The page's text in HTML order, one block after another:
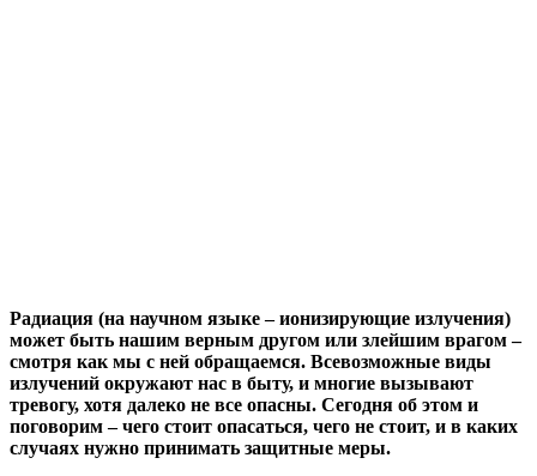
Радиация (на научном языке – ионизирующие излучения)
может быть нашим верным другом или злейшим врагом –
смотря как мы с ней обращаемся. Всевозможные виды
излучений окружают нас в быту, и многие вызывают
тревогу, хотя далеко не все опасны. Сегодня об этом и
поговорим – чего стоит опасаться, чего не стоит, и в каких
случаях нужно принимать защитные меры.